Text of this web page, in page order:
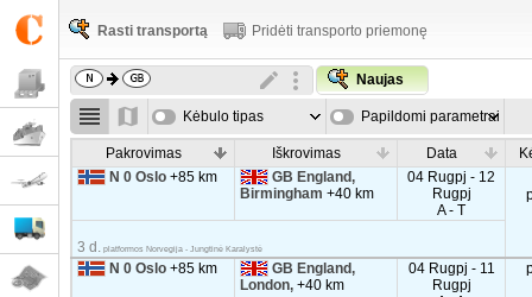
Rasti transportą Pridėti transporto priemonę
Naujas
Kėbulo tipas Papildomi parametrai
Pakrovimas Iškrovimas Data
N 0 Oslo+85 km
GB England,
Birmingham+40 km
04 Rugpj - 12
Rugpj
A - T
3 d. platformos Norvegija - Jungtinė Karalystė
N 0 Oslo+85 km
GB England,
London,+40 km
04 Rugpj - 11
Rugpj